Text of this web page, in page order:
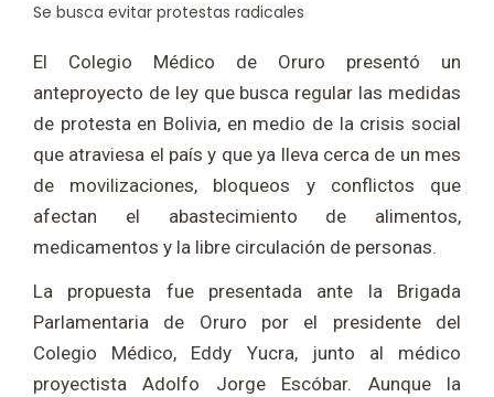
Se busca evitar protestas radicales
El Colegio Médico de Oruro presentó un
anteproyecto de ley que busca regular las medidas
de protesta en Bolivia, en medio de la crisis social
que atraviesa el país y que ya lleva cerca de un mes
de movilizaciones, bloqueos y conflictos que
afectan el abastecimiento de alimentos,
medicamentos y la libre circulación de personas.
La propuesta fue presentada ante la Brigada
Parlamentaria de Oruro por el presidente del
Colegio Médico, Eddy Yucra, junto al médico
proyectista Adolfo Jorge Escóbar. Aunque la